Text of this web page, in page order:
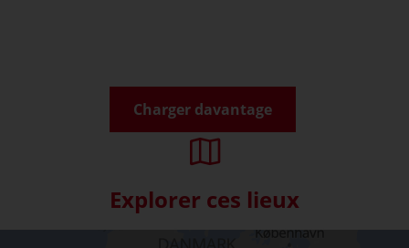
Charger davantage
Explorer ces lieux